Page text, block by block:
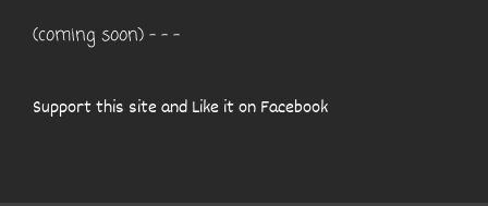
(coming soon) - - -
Support this site and Like it on Facebook